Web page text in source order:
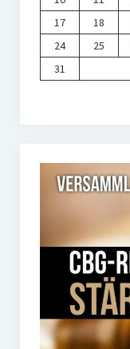
17
18
24
25
31